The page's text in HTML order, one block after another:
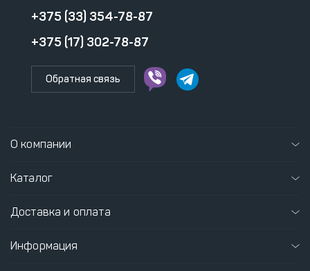
+375 (33) 354-78-87
+375 (17) 302-78-87
Обратная связь
О компании
Каталог
Доставка и оплата
Информация